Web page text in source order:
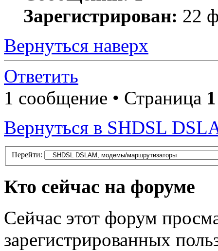
Зарегистрирован: 22
Вернуться наверх
Ответить
1 сообщение • Страница 1
Вернуться в SHDSL
Перейти:
Кто сейчас на форуме
Сейчас этот форум
зарегистрированных